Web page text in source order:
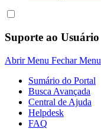
Suporte ao Usuário
Abrir Menu Fechar Menu
Sumário do Portal
Busca Avançada
Central de Ajuda
Helpdesk
FAQ